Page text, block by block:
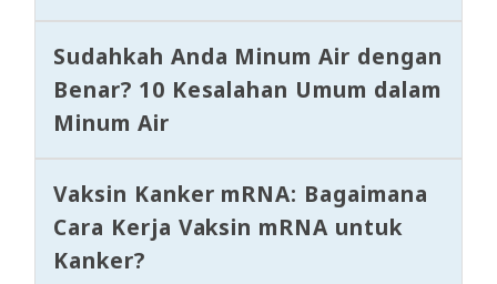
Sudahkah Anda Minum Air dengan
Benar? 10 Kesalahan Umum dalam
Minum Air
Vaksin Kanker mRNA: Bagaimana
Cara Kerja Vaksin mRNA untuk
Kanker?